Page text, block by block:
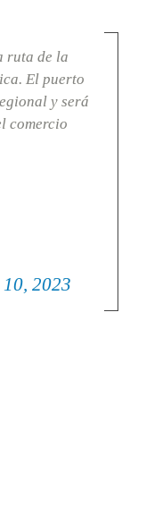
ruta de la
El puerto
y será
comercio
2023